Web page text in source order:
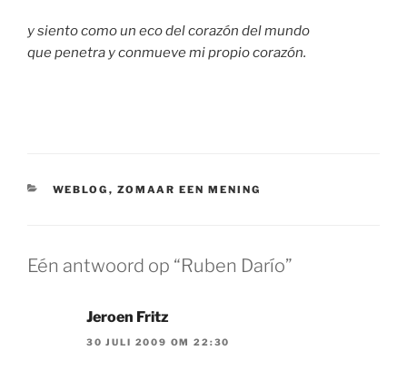
y siento como un eco del corazón del mundo
que penetra y conmueve mi propio corazón.
CATEGORIEËN
WEBLOG , ZOMAAR EEN MENING
Eén antwoord op “Ruben Darío”
Jeroen Fritz
30 JULI 2009 OM 22:30